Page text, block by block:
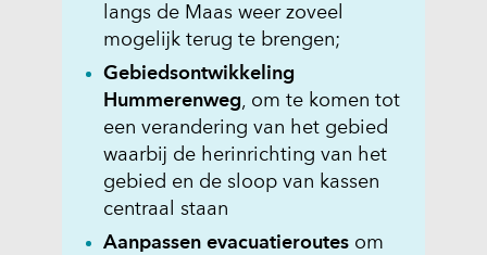
langs de Maas weer zoveel
mogelijk terug te brengen;
Gebiedsontwikkeling
Hummerenweg, om te komen tot
een verandering van het gebied
waarbij de herinrichting van het
gebied en de sloop van kassen
centraal staan
Aanpassen evacuatieroutesom